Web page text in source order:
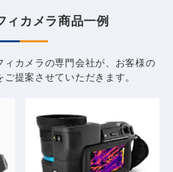
ィカメラ商品一例
カメラの専門会社が、 お客様の
提案させていただきます。